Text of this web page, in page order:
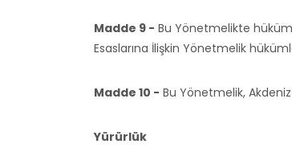
Madde 9 - Bu Yönetmelikte
Esaslarına İlişkin Yönetmelik
Madde 10 - Bu Yönetmelik,
Yürürlük